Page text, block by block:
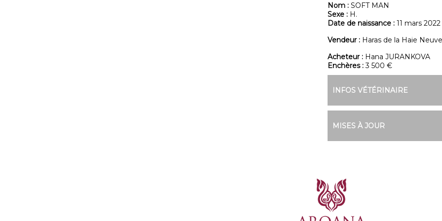
Nom : SOFT MAN
Sexe : H.
Date de naissance : 11 mars 2022
Vendeur : Haras de la Haie Neuve
Acheteur : Hana JURANKOVA
Enchères :3 500 €
INFOS VÉTÉRINAIRE
MISES À JOUR